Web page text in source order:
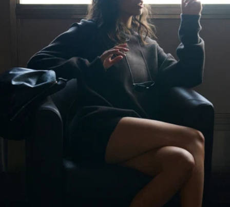
스웨이드 가죽 소재의
코튼 캔버스 소재의 벨
티드 토트백